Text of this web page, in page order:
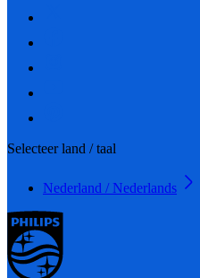
Selecteer land / taal
Nederland / Nederlands